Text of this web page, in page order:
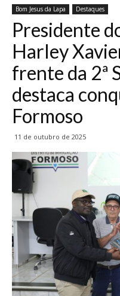
Bom Jesus da Lapa Destaques
Presidente
Harley
frente da 2ª
destaca
Formoso
11 de outubro de 2025